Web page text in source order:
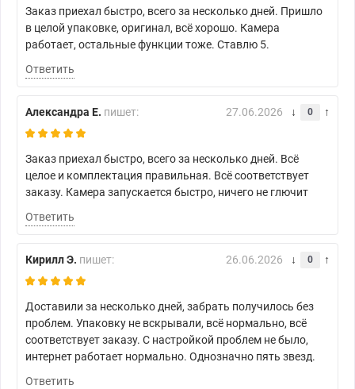
Заказ приехал быстро, всего за несколько дней. Пришло
в целой упаковке, оригинал, всё хорошо. Камера
работает, остальные функции тоже. Ставлю 5.
Ответить
Александра Е. пишет: 27.06.2026 0
Заказ приехал быстро, всего за несколько дней. Всё
целое и комплектация правильная. Всё соответствует
заказу. Камера запускается быстро, ничего не глючит
Ответить
Кирилл Э. пишет: 26.06.2026 0
Доставили за несколько дней, забрать получилось без
проблем. Упаковку не вскрывали, всё нормально, всё
соответствует заказу. С настройкой проблем не было,
интернет работает нормально. Однозначно пять звезд.
Ответить